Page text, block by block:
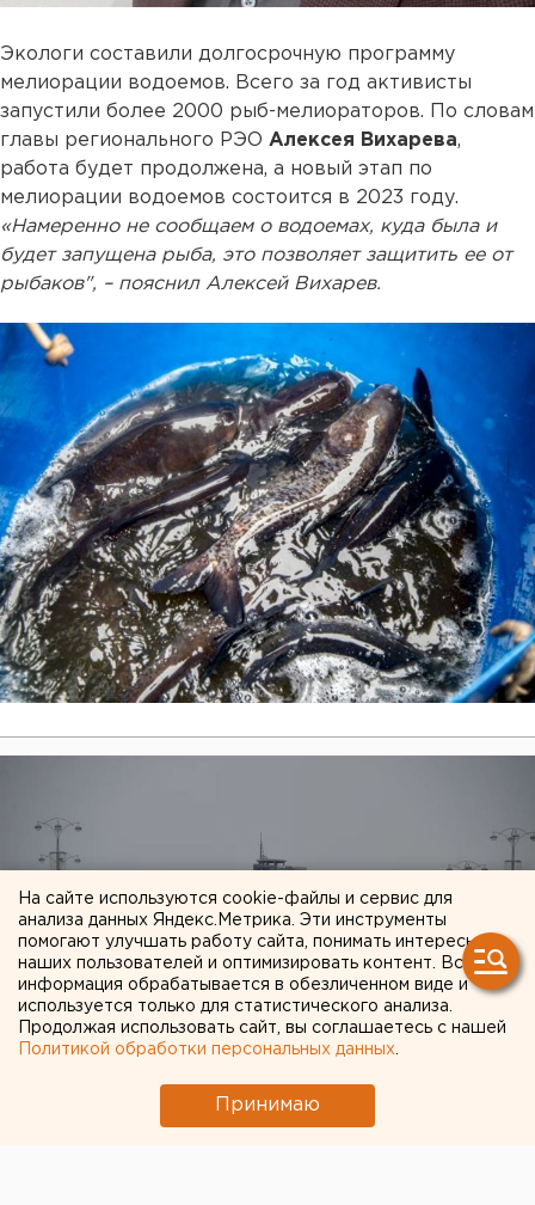
Экологи составили долгосрочную программу
мелиорации водоемов. Всего за год активисты
запустили более 2000 рыб-мелиораторов. По словам
главы регионального РЭО Алексея Вихарева,
работа будет продолжена, а новый этап по
мелиорации водоемов состоится в 2023 году.
«Намеренно не сообщаем о водоемах, куда была и
будет запущена рыба, это позволяет защитить ее от
рыбаков", – пояснил Алексей Вихарев.
На сайте используются cookie-файлы и сервис для
анализа данных Яндекс.Метрика. Эти инструменты
помогают улучшать работу сайта, понимать интересы
наших пользователей и оптимизировать контент. Вся
информация обрабатывается в обезличенном виде и
используется только для статистического анализа.
Продолжая использовать сайт, вы соглашаетесь с нашей
Политикой обработки персональных данных
Принимаю